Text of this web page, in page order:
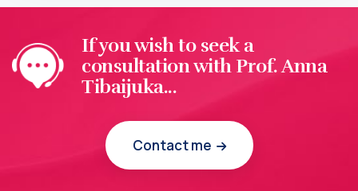
If you wish to seek a
consultation with Prof. Anna
Tibaijuka...
Contact me